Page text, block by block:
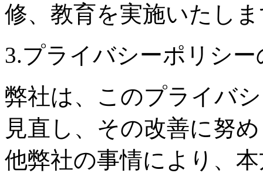
修、教育を実施いたし
3.プライバシーポリシ
弊社は、このプライバ
見直し、その改善に努
他弊社の事情により、